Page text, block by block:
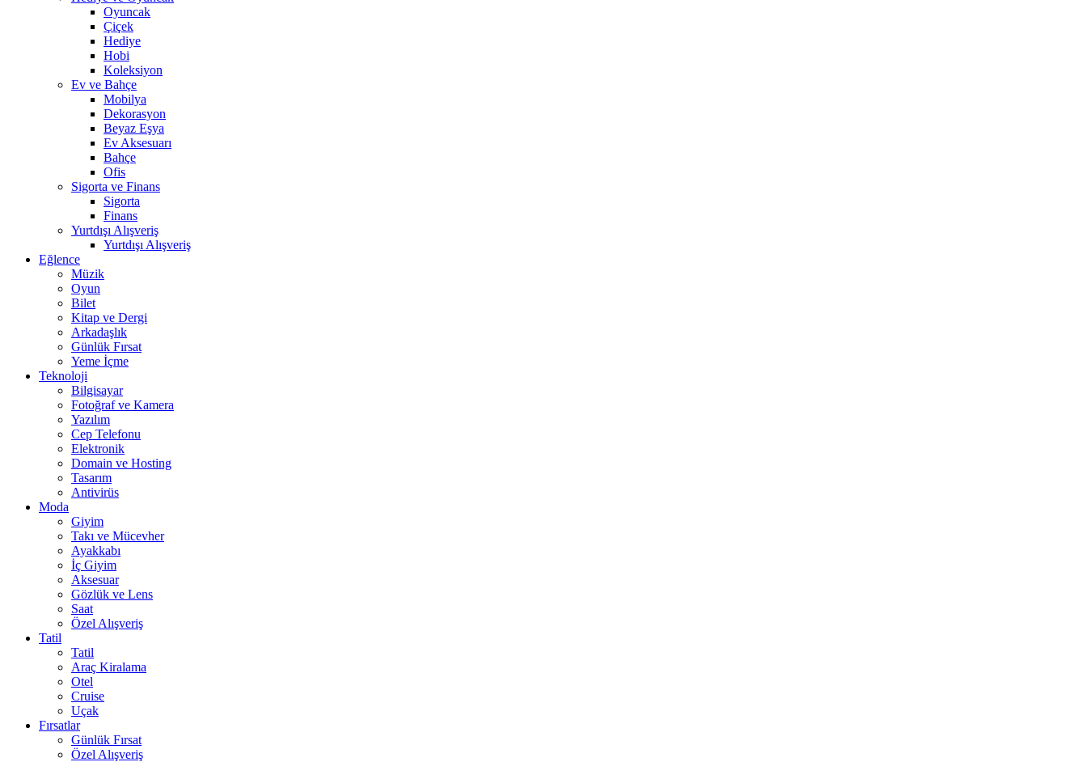
Oyuncak
Çiçek
Hediye
Hobi
Koleksiyon
Ev ve Bahçe
Mobilya
Dekorasyon
Beyaz Eşya
Ev Aksesuarı
Bahçe
Ofis
Sigorta ve Finans
Sigorta
Finans
Yurtdışı Alışveriş
Yurtdışı Alışveriş
Eğlence
Müzik
Oyun
Bilet
Kitap ve Dergi
Arkadaşlık
Günlük Fırsat
Yeme İçme
Teknoloji
Bilgisayar
Fotoğraf ve Kamera
Yazılım
Cep Telefonu
Elektronik
Domain ve Hosting
Tasarım
Antivirüs
Moda
Giyim
Takı ve Mücevher
Ayakkabı
İç Giyim
Aksesuar
Gözlük ve Lens
Saat
Özel Alışveriş
Tatil
Tatil
Araç Kiralama
Otel
Cruise
Uçak
Fırsatlar
Günlük Fırsat
Özel Alışveriş